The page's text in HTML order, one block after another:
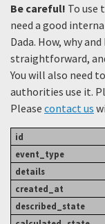
Be careful! To use
need a good
Dada. How, why
straightforward,
You will also need
authorities use it.
Please contact us